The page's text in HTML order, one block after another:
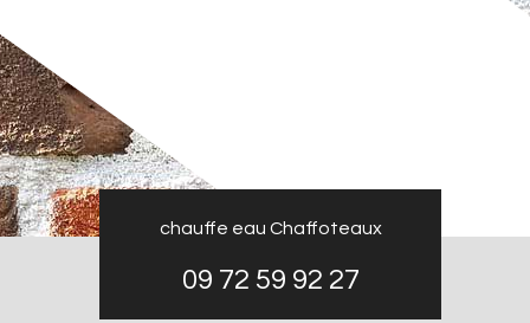
chauffe eau Chaffoteaux
09 72 59 92 27